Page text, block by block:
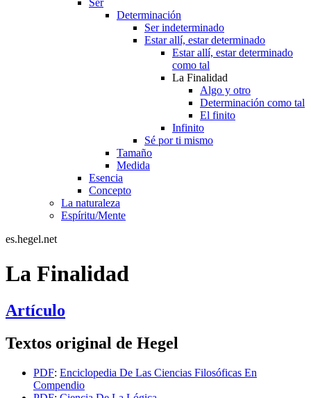
Ser
Determinación
Ser indeterminado
Estar allí, estar determinado
Estar allí, estar determinado
como tal
La Finalidad
Algo y otro
Determinación como tal
El finito
Infinito
Sé por ti mismo
Tamaño
Medida
Esencia
Concepto
La naturaleza
Espíritu/Mente
es.hegel.net
La Finalidad
Artículo
Textos original de Hegel
PDF: Enciclopedia De Las Ciencias Filosóficas En
Compendio